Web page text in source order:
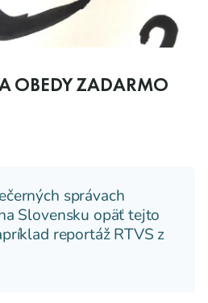
OBEDY ZADARMO
správach
Slovensku opäť tejto
reportáž RTVS z